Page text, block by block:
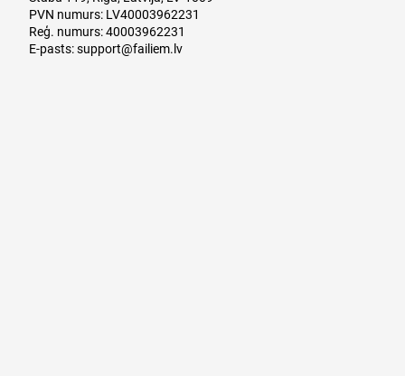
PVN numurs: LV40003962231
Reģ. numurs: 40003962231
E-pasts:support@failiem.lv